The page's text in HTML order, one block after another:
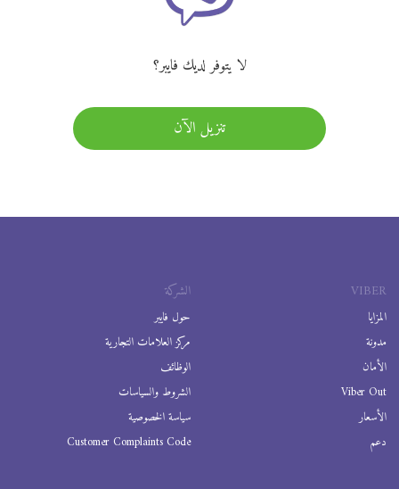
لا يتوفر لديك فايبر؟
تنزيل الآن
VIBER
المزايا
مدونة
الأمان
Viber Out
الأسعار
دعم
الشركة
حول فايبر
مركز العلامات التجارية
الوظائف
الشروط والسياسات
سياسة الخصوصية
Customer Complaints Code